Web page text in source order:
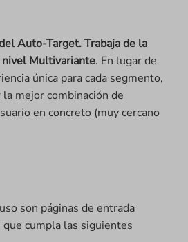
Auto-Target. Trabaja de la
nivel Multivariante. En lugar de
única para cada segmento,
mejor combinación de
en concreto (muy cercano
son páginas de entrada
cumpla las siguientes